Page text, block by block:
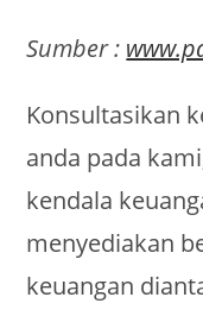
Sumber :
Konsultasikan
anda pada
kendala
menyediakan
keuangan